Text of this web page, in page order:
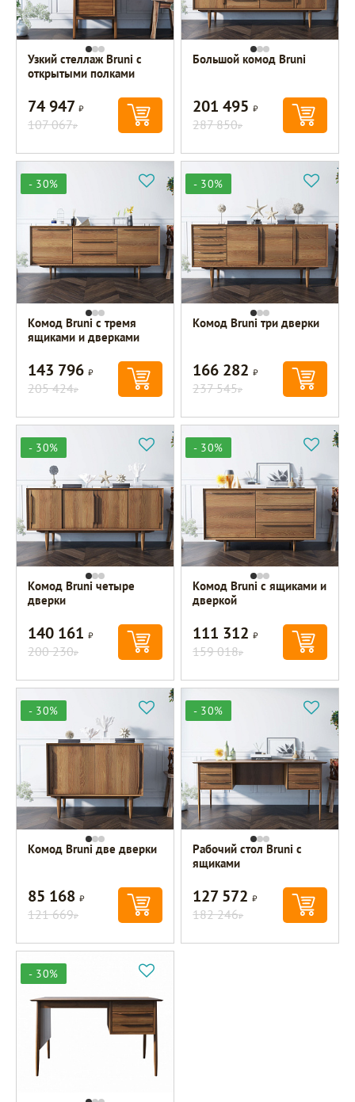
Узкий стеллаж Bruni с
открытыми полками
74 947Р
107 067Р
Большой комод Bruni
201 495Р
287 850Р
- 30%
Комод Bruni с тремя
ящиками и дверками
143 796Р
205 424Р
- 30%
Комод Bruni три дверки
166 282Р
237 545Р
- 30%
Комод Bruni четыре
дверки
140 161Р
200 230Р
- 30%
Комод Bruni с ящиками и
дверкой
111 312Р
159 018Р
- 30%
Комод Bruni две дверки
85 168Р
121 669Р
- 30%
Рабочий стол Bruni с
ящиками
127 572Р
182 246Р
- 30%